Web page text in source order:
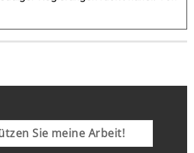
Sie meine Arbeit!